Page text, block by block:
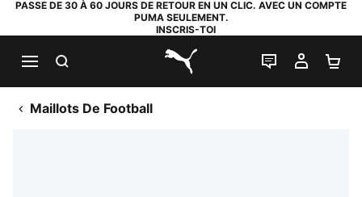
PASSE DE 30 À 60 JOURS DE RETOUR EN UN CLIC. AVEC UN COMPTE
PUMA SEULEMENT.
INSCRIS-TOI
PUMA.com
LIVE CHAT
MON
Maillots De Football